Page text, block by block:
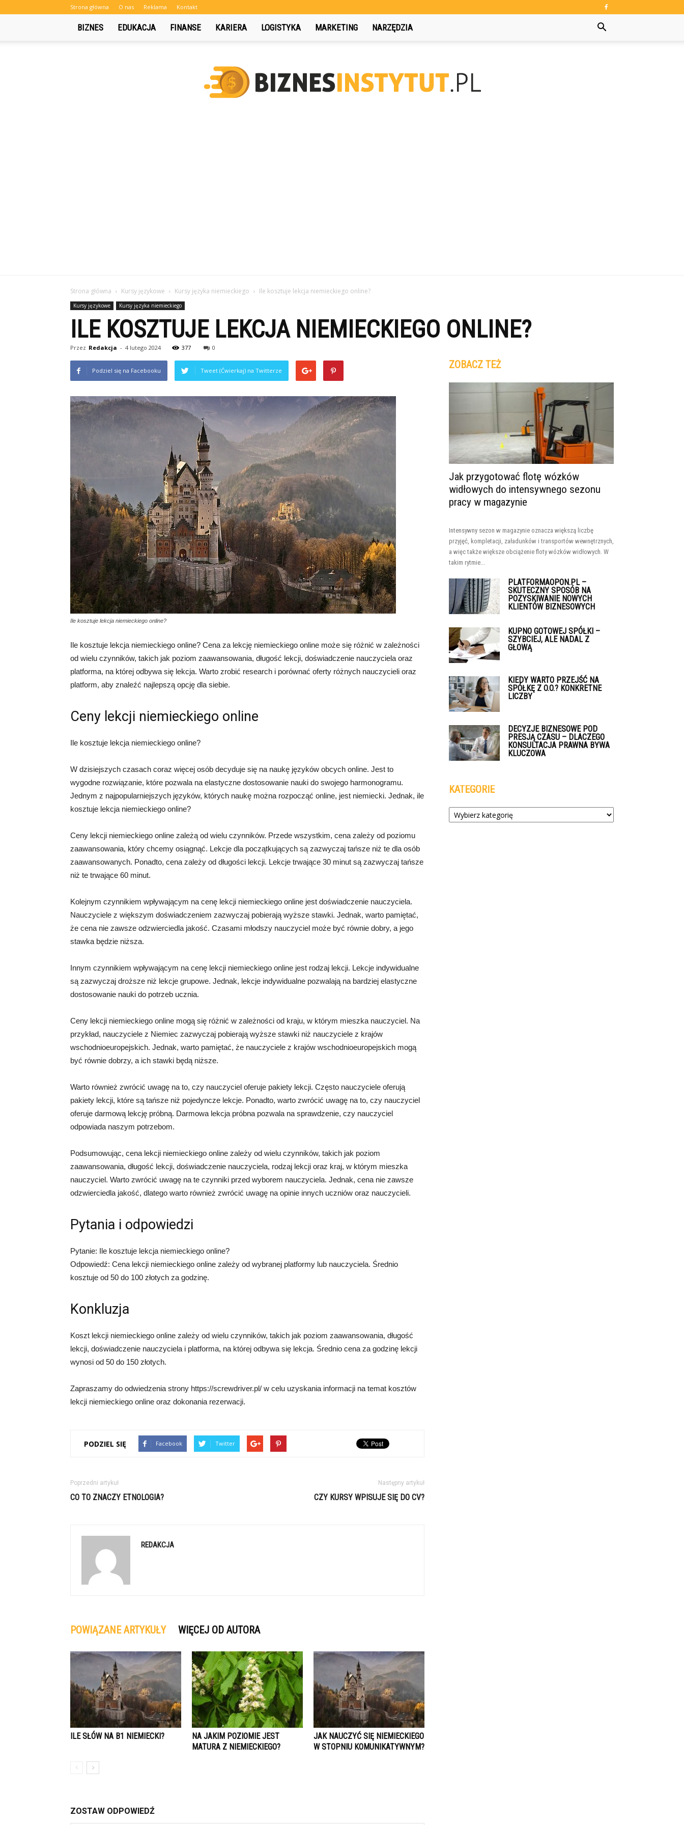
Strona główna O nas Reklama Kontakt
BIZNES EDUKACJA FINANSE KARIERA LOGISTYKA MARKETING NARZĘDZIA
Strona główna Kursy językowe Kursy języka niemieckiego Ile kosztuje lekcja niemieckiego online?
Kursy językowe Kursy języka niemieckiego
ILE KOSZTUJE LEKCJA NIEMIECKIEGO ONLINE?
Przez Redakcja - 4 lutego 2024 377 0
Podziel się na Facebooku Tweet (Ćwierkaj) na Twitterze
Ile kosztuje lekcja niemieckiego online?
Ile kosztuje lekcja niemieckiego online? Cena za lekcję niemieckiego online może się różnić w zależności
od wielu czynników, takich jak poziom zaawansowania, długość lekcji, doświadczenie nauczyciela oraz
platforma, na której odbywa się lekcja. Warto zrobić research i porównać oferty różnych nauczycieli oraz
platform, aby znaleźć najlepszą opcję dla siebie.
Ceny lekcji niemieckiego online
Ile kosztuje lekcja niemieckiego online?
W dzisiejszych czasach coraz więcej osób decyduje się na naukę języków obcych online. Jest to
wygodne rozwiązanie, które pozwala na elastyczne dostosowanie nauki do swojego harmonogramu.
Jednym z najpopularniejszych języków, których naukę można rozpocząć online, jest niemiecki. Jednak, ile
kosztuje lekcja niemieckiego online?
Ceny lekcji niemieckiego online zależą od wielu czynników. Przede wszystkim, cena zależy od poziomu
zaawansowania, który chcemy osiągnąć. Lekcje dla początkujących są zazwyczaj tańsze niż te dla osób
zaawansowanych. Ponadto, cena zależy od długości lekcji. Lekcje trwające 30 minut są zazwyczaj tańsze
niż te trwające 60 minut.
Kolejnym czynnikiem wpływającym na cenę lekcji niemieckiego online jest doświadczenie nauczyciela.
Nauczyciele z większym doświadczeniem zazwyczaj pobierają wyższe stawki. Jednak, warto pamiętać,
że cena nie zawsze odzwierciedla jakość. Czasami młodszy nauczyciel może być równie dobry, a jego
stawka będzie niższa.
Innym czynnikiem wpływającym na cenę lekcji niemieckiego online jest rodzaj lekcji. Lekcje indywidualne
są zazwyczaj droższe niż lekcje grupowe. Jednak, lekcje indywidualne pozwalają na bardziej elastyczne
dostosowanie nauki do potrzeb ucznia.
Ceny lekcji niemieckiego online mogą się różnić w zależności od kraju, w którym mieszka nauczyciel. Na
przykład, nauczyciele z Niemiec zazwyczaj pobierają wyższe stawki niż nauczyciele z krajów
wschodnioeuropejskich. Jednak, warto pamiętać, że nauczyciele z krajów wschodnioeuropejskich mogą
być równie dobrzy, a ich stawki będą niższe.
Warto również zwrócić uwagę na to, czy nauczyciel oferuje pakiety lekcji. Często nauczyciele oferują
pakiety lekcji, które są tańsze niż pojedyncze lekcje. Ponadto, warto zwrócić uwagę na to, czy nauczyciel
oferuje darmową lekcję próbną. Darmowa lekcja próbna pozwala na sprawdzenie, czy nauczyciel
odpowiada naszym potrzebom.
Podsumowując, cena lekcji niemieckiego online zależy od wielu czynników, takich jak poziom
zaawansowania, długość lekcji, doświadczenie nauczyciela, rodzaj lekcji oraz kraj, w którym mieszka
nauczyciel. Warto zwrócić uwagę na te czynniki przed wyborem nauczyciela. Jednak, cena nie zawsze
odzwierciedla jakość, dlatego warto również zwrócić uwagę na opinie innych uczniów oraz nauczycieli.
Pytania i odpowiedzi
Pytanie: Ile kosztuje lekcja niemieckiego online?
Odpowiedź: Cena lekcji niemieckiego online zależy od wybranej platformy lub nauczyciela. Średnio
kosztuje od 50 do 100 złotych za godzinę.
Konkluzja
Koszt lekcji niemieckiego online zależy od wielu czynników, takich jak poziom zaawansowania, długość
lekcji, doświadczenie nauczyciela i platforma, na której odbywa się lekcja. Średnio cena za godzinę lekcji
wynosi od 50 do 150 złotych.
Zapraszamy do odwiedzenia strony https://screwdriver.pl/ w celu uzyskania informacji na temat kosztów
lekcji niemieckiego online oraz dokonania rezerwacji.
PODZIEL SIĘ Facebook Twitter
Poprzedni artykuł
CO TO ZNACZY ETNOLOGIA?
Następny artykuł
CZY KURSY WPISUJE SIĘ DO CV?
REDAKCJA
POWIĄZANE ARTYKUŁY WIĘCEJ OD AUTORA
ILE SŁÓW NA B1 NIEMIECKI?
NA JAKIM POZIOMIE JEST
MATURA Z NIEMIECKIEGO?
JAK NAUCZYĆ SIĘ NIEMIECKIEGO
W STOPNIU KOMUNIKATYWNYM?
ZOSTAW ODPOWIEDŹ
ZOBACZ TEŻ
Jak przygotować flotę wózków
widłowych do intensywnego sezonu
pracy w magazynie
Intensywny sezon w magazynie oznacza większą liczbę
przyjęć, kompletacji, załadunków i transportów wewnętrznych,
a więc także większe obciążenie floty wózków widłowych. W
takim rytmie...
PLATFORMAOPON.PL –
SKUTECZNY SPOSÓB NA
POZYSKIWANIE NOWYCH
KLIENTÓW BIZNESOWYCH
KUPNO GOTOWEJ SPÓŁKI –
SZYBCIEJ, ALE NADAL Z
GŁOWĄ
KIEDY WARTO PRZEJŚĆ NA
SPÓŁKĘ Z O.O.? KONKRETNE
LICZBY
DECYZJE BIZNESOWE POD
PRESJĄ CZASU – DLACZEGO
KONSULTACJA PRAWNA BYWA
KLUCZOWA
KATEGORIE
Kategorie